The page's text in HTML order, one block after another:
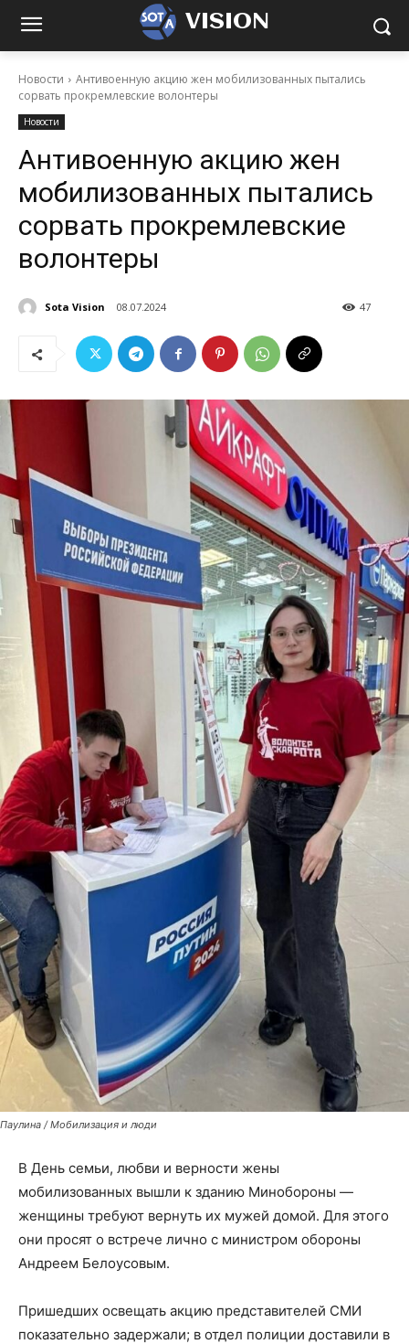
VISION
Новости
Антивоенную акцию жен мобилизованных пытались
сорвать прокремлевские волонтеры
Новости
Антивоенную акцию жен
мобилизованных пытались
сорвать прокремлевские
волонтеры
Sota Vision 08.07.2024 47
Паулина / Мобилизация и люди
В День семьи, любви и верности жены
мобилизованных вышли к зданию Минобороны —
женщины требуют вернуть их мужей домой. Для этого
они просят о встрече лично с министром обороны
Андреем Белоусовым.
Пришедших освещать акцию представителей СМИ
показательно задержали; в отдел полиции доставили в